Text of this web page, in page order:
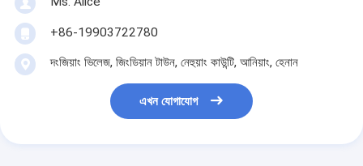
+86-19903722780
দংজিয়াং ভিলেজ, জিংডিয়ান টাউন, নেহুয়াং কাউন্টি, আনিয়াং, হেনান
এখন যোগাযোগ